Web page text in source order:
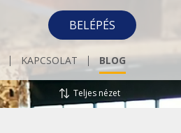
KAPCSOLAT BLOG
BELÉPÉS
Teljes nézet